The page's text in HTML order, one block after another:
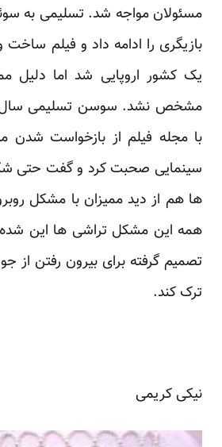
مسئولان مواجه شد. تسلیمی به
بازیگری را ادامه داد و فیلم
یک کشور اروپایی شد اما دلیل
مشخص نشد. سوسن تسلیمی سال
با مجله فیلم از بازخواست شدن
سینمایی صحبت کرد و گفت حتی
ها هم از دید ممیزان با مشکل
همه این مشکل تراشی ها این
تصمیم گرفته برای بیرون رفتن از
ترک کند.
نیکی کریمی